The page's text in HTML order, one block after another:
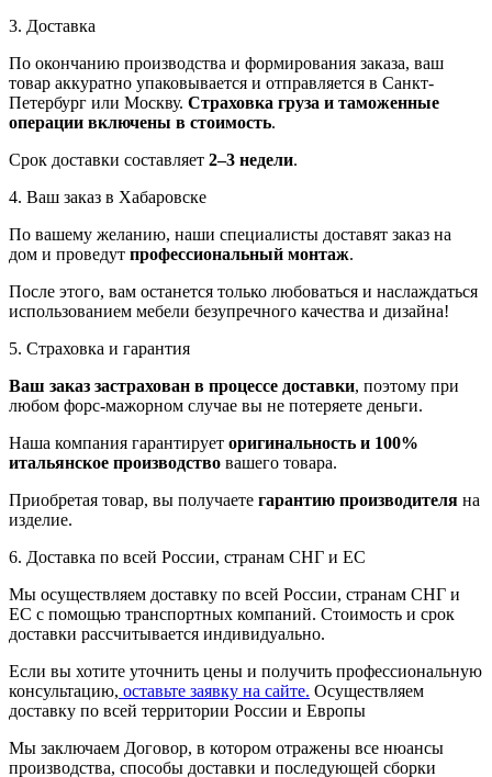
3. Доставка
По окончанию производства и формирования заказа, ваш
товар аккуратно упаковывается и отправляется в Санкт-
Петербург или Москву. Страховка груза и таможенные
операции включены в стоимость.
Срок доставки составляет 2–3 недели.
4. Ваш заказ в Хабаровске
По вашему желанию, наши специалисты доставят заказ на
дом и проведут профессиональный монтаж.
После этого, вам останется только любоваться и наслаждаться
использованием мебели безупречного качества и дизайна!
5. Страховка и гарантия
Ваш заказ застрахован в процессе доставки, поэтому при
любом форс-мажорном случае вы не потеряете деньги.
Наша компания гарантирует оригинальность и 100%
итальянское производство вашего товара.
Приобретая товар, вы получаете гарантию производителя на
изделие.
6. Доставка по всей России, странам СНГ и ЕС
Мы осуществляем доставку по всей России, странам СНГ и
ЕС с помощью транспортных компаний. Стоимость и срок
доставки рассчитывается индивидуально.
Если вы хотите уточнить цены и получить профессиональную
консультацию, оставьте заявку на сайте. Осуществляем
доставку по всей территории России и Европы
Мы заключаем Договор, в котором отражены все нюансы
производства, способы доставки и последующей сборки